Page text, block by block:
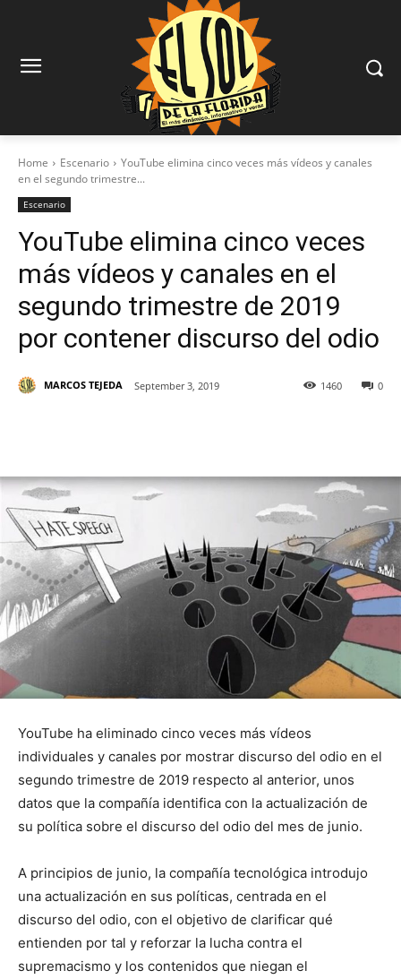
Home Escenario
YouTube elimina cinco veces más vídeos y canales
en el segundo trimestre...
Escenario
YouTube elimina cinco veces
más vídeos y canales en el
segundo trimestre de 2019
por contener discurso del odio
MARCOS TEJEDA September 3, 2019 0
1460
YouTube ha eliminado cinco veces más vídeos
individuales y canales por mostrar discurso del odio en el
segundo trimestre de 2019 respecto al anterior, unos
datos que la compañía identifica con la actualización de
su política sobre el discurso del odio del mes de junio.
A principios de junio, la compañía tecnológica introdujo
una actualización en sus políticas, centrada en el
discurso del odio, con el objetivo de clarificar qué
entienden por tal y reforzar la lucha contra el
supremacismo y los contenidos que niegan el